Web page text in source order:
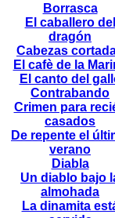
Borrasca
El caballero del
dragón
Cabezas
El cafè de la
El canto del
Contrabando
Crimen para
casados
De repente el
verano
Diabla
Un diablo bajo
almohada
La dinamita